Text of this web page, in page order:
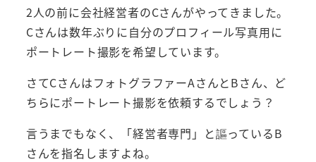
2人の前に会社経営者のCさんがやってきました。
Cさんは数年ぶりに自分のプロフィール写真用に
ポートレート撮影を希望しています。
さてCさんはフォトグラファーAさんとBさん、ど
ちらにポートレート撮影を依頼するでしょう？
言うまでもなく、「経営者専門」と謳っているB
さんを指名しますよね。